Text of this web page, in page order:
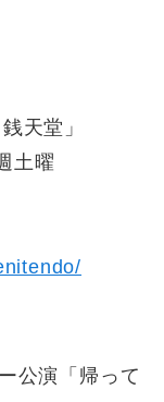
天堂」
土曜
公演「帰って